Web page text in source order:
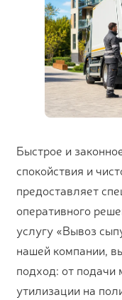
Быстрое и
спокойствия и
предоставляет
оперативного
услугу «Вывоз
нашей компании,
подход: от
утилизации на